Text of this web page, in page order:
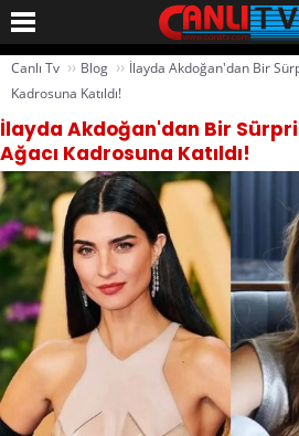
Canlı Tv ›› Blog ›› İlayda Akdoğan'dan Bir
Kadrosuna Katıldı!
İlayda Akdoğan'dan Bir
Ağacı Kadrosuna Katıldı!